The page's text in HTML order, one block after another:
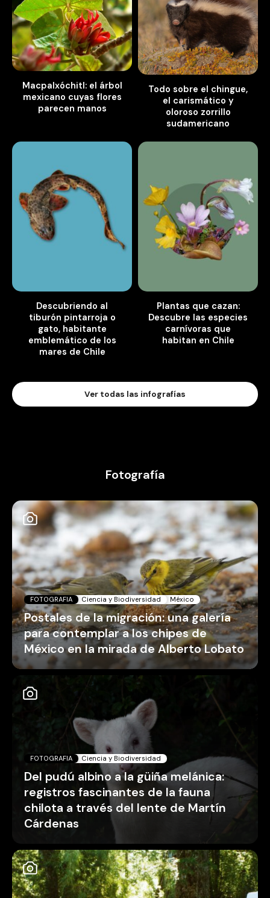
Macpalxóchitl: el árbol
mexicano cuyas flores
parecen manos
Todo sobre el chingue,
el carismático y
oloroso zorrillo
sudamericano
Descubriendo al
tiburón pintarroja o
gato, habitante
emblemático de los
mares de Chile
Plantas que cazan:
Descubre las especies
carnívoras que
habitan en Chile
Ver todas las infografías
Fotografía
FOTOGRAFIA Ciencia y Biodiversidad México
Postales de la migración: una galería
para contemplar a los chipes de
México en la mirada de Alberto Lobato
FOTOGRAFIA Ciencia y Biodiversidad
Del pudú albino a la güiña melánica:
registros fascinantes de la fauna
chilota a través del lente de Martín
Cárdenas